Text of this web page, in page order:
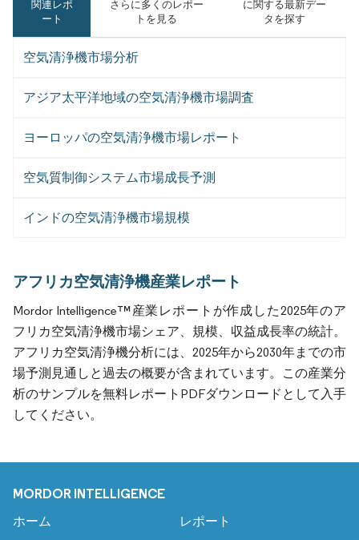
関連レポ
ート
さらに多くのレポー
トを見る
に関する最新デー
タを探す
空気清浄機市場分析
アジア太平洋地域の空気清浄機市場調査
ヨーロッパの空気清浄機市場レポート
空気質制御システム市場成長予測
インドの空気清浄機市場規模
アフリカ空気清浄機産業レポート
Mordor Intelligence™産業レポートが作成した2025年のア
フリカ空気清浄機市場シェア、規模、収益成長率の統計。
アフリカ空気清浄機分析には、2025年から2030年までの市
場予測見通しと過去の概要が含まれています。この産業分
析のサンプルを無料レポートPDFダウンロードとして入手
してください。
MORDOR INTELLIGENCE
ホーム レポート